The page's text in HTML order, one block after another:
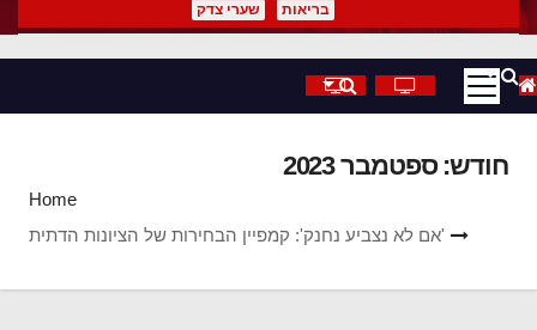
בריאות שערי צדק
חודש:ספטמבר 2023
Home
'אם לא נצביע נחנק': קמפיין הבחירות של הציונות הדתית